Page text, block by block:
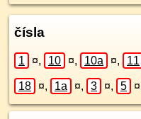
čísla
1 ¤, 10 ¤, 10a ¤, 11
18 ¤, 1a ¤, 3 ¤, 5 ¤